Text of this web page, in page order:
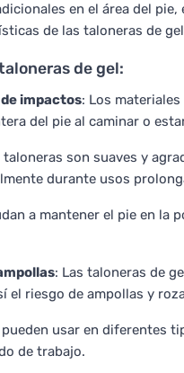
en el área del
de las taloneras de
de gel:
impactos: Los
del pie al caminar o
taloneras son suaves y
durante usos
a mantener el pie en la
: Las taloneras de
el riesgo de ampollas y
pueden usar en diferentes
de trabajo.